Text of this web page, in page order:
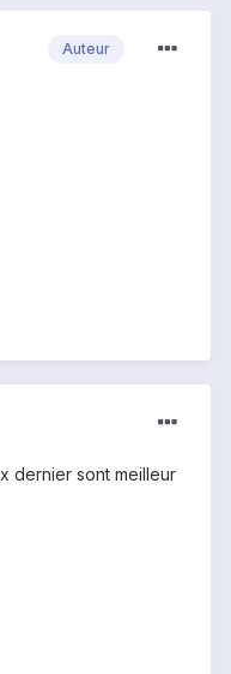
Auteur
dernier sont meilleur